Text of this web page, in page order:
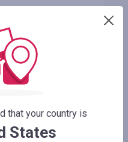
Этот крой
которая
that your country is
States